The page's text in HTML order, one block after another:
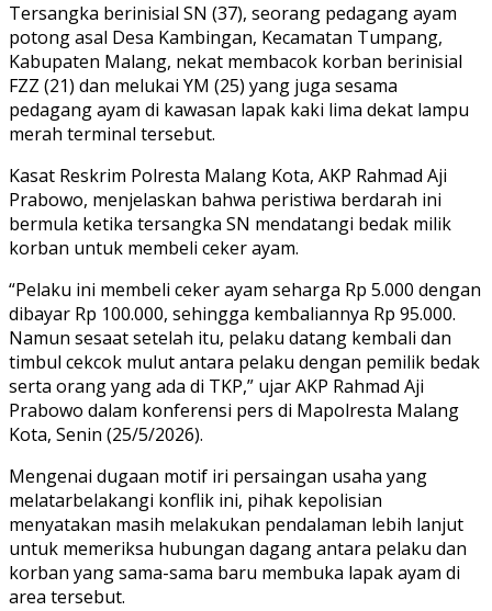
Tersangka berinisial SN (37), seorang pedagang ayam
potong asal Desa Kambingan, Kecamatan Tumpang,
Kabupaten Malang, nekat membacok korban berinisial
FZZ (21) dan melukai YM (25) yang juga sesama
pedagang ayam di kawasan lapak kaki lima dekat lampu
merah terminal tersebut.
Kasat Reskrim Polresta Malang Kota, AKP Rahmad Aji
Prabowo, menjelaskan bahwa peristiwa berdarah ini
bermula ketika tersangka SN mendatangi bedak milik
korban untuk membeli ceker ayam.
“Pelaku ini membeli ceker ayam seharga Rp 5.000 dengan
dibayar Rp 100.000, sehingga kembaliannya Rp 95.000.
Namun sesaat setelah itu, pelaku datang kembali dan
timbul cekcok mulut antara pelaku dengan pemilik bedak
serta orang yang ada di TKP,” ujar AKP Rahmad Aji
Prabowo dalam konferensi pers di Mapolresta Malang
Kota, Senin (25/5/2026).
Mengenai dugaan motif iri persaingan usaha yang
melatarbelakangi konflik ini, pihak kepolisian
menyatakan masih melakukan pendalaman lebih lanjut
untuk memeriksa hubungan dagang antara pelaku dan
korban yang sama-sama baru membuka lapak ayam di
area tersebut.